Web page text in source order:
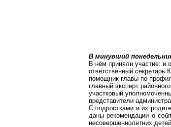
В минувший
В нём приняли участие:
ответственный
помощник главы по
главный эксперт
участковый
представители
С подростками и их
даны рекомендации о
несовершеннолетних